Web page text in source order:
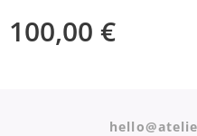
100,00 €